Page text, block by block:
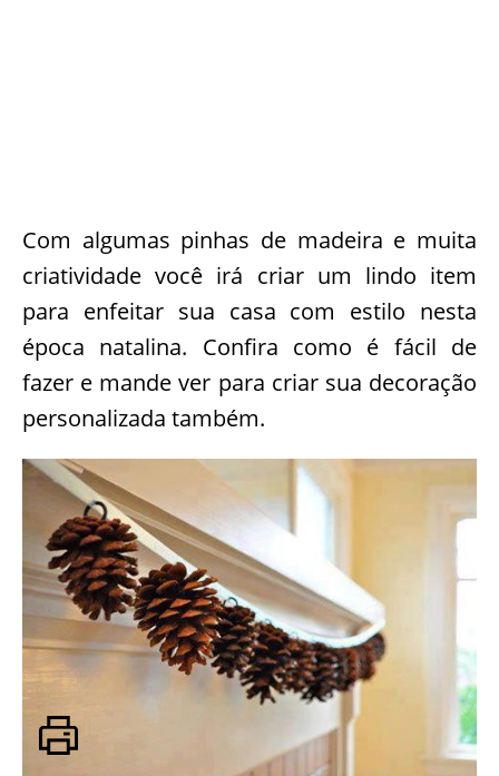
Com algumas pinhas de madeira e muita
criatividade você irá criar um lindo item
para enfeitar sua casa com estilo nesta
época natalina. Confira como é fácil de
fazer e mande ver para criar sua decoração
personalizada também.